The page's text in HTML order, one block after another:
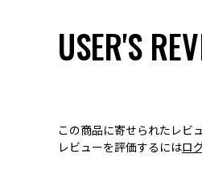
USER'S
この商品に寄せられたレビ
レビューを評価するにはロ